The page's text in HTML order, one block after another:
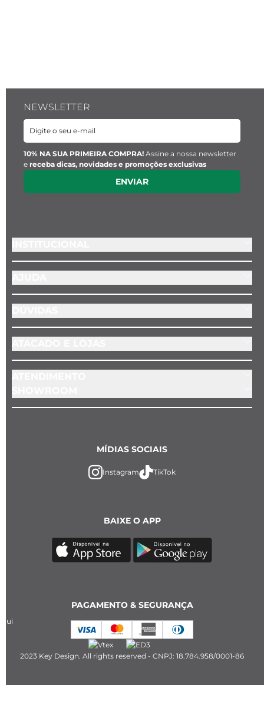
NEWSLETTER
10% NA SUA PRIMEIRA COMPRA! Assine a nossa newsletter
e receba dicas, novidades e promoções exclusivas
ENVIAR
BAIXE O APP
MÍDIAS SOCIAIS
Instagram TikTok
PAGAMENTO & SEGURANÇA
2023 Key Design. All rights reserved - CNPJ: 18.784.958/0001-86